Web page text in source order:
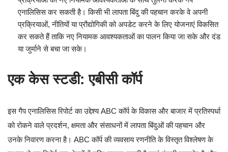
एनालिसिस कर सकती है। किसी भी लापता बिंदु की पहचान करके वे अपनी
प्रक्रियाओं, नीतियों या प्रौद्योगिकी को अपडेट करने के लिए योजनाएं विकसित
कर सकते हैं ताकि नए नियामक आवश्यकताओं का पालन किया जा सके और दंड
या जुर्माने से बचा जा सके।
एक केस स्टडी: एबीसी कॉर्प
इस गैप एनालिसिस रिपोर्ट का उद्देश्य ABC कॉर्प के विकास और बाजार में प्रतिस्पर्धा
को रोकने वाले प्रदर्शन, क्षमता और संसाधनों में लापता बिंदुओं की पहचान और
उनके निवारण करना है। ABC कॉर्प की व्यवसाय रणनीति के विस्तृत विश्लेषण के